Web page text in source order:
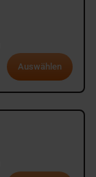
Auswählen